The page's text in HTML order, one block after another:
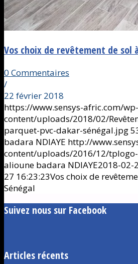
Vos choix de revêtement de sol
0 Commentaires
/
22 février 2018
https://www.sensys-afric.com/wp-
content/uploads/2018/02/
parquet-pvc-dakar-sénégal.jpg
badara NDIAYE http://
content/uploads/2016/12/
alioune badara NDIAYE2018-02-
27 16:23:23Vos choix de
Sénégal
Suivez nous sur Facebook
Articles récents